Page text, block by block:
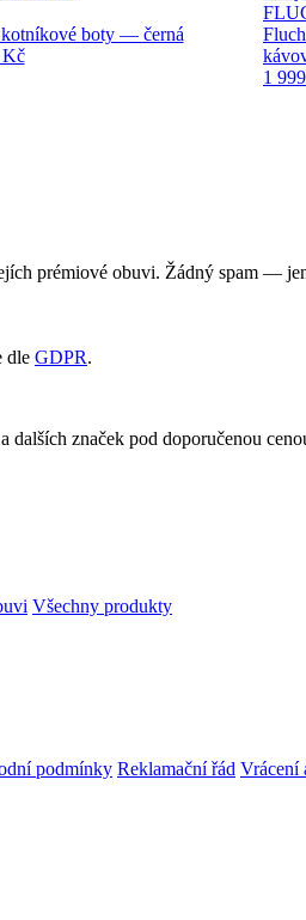
kotníkové boty — černá
Kč
1
prémiové obuvi. Žádný spam —
dle GDPR.
značek pod doporučenou
Všechny produkty
podmínky Reklamační řád Vrácení